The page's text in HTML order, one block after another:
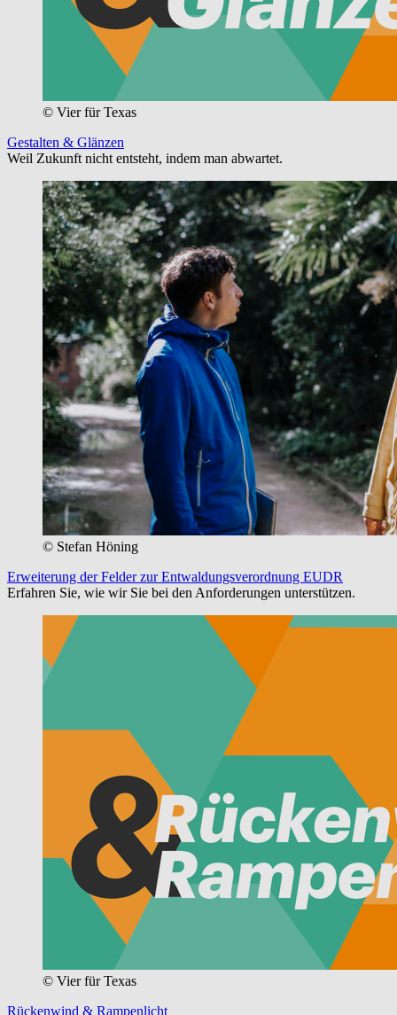
© Vier für Texas
Gestalten & Glänzen
Weil Zukunft nicht entsteht, indem man abwartet.
© Stefan Höning
Erweiterung der Felder zur Entwaldungsverordnung EUDR
Erfahren Sie, wie wir Sie bei den Anforderungen unterstützen.
© Vier für Texas
Rückenwind & Rampenlicht